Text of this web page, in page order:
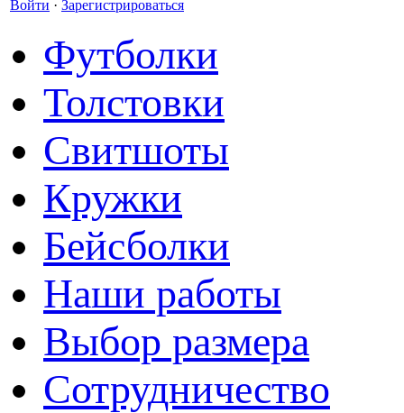
Войти · Зарегистрироваться
Футболки
Толстовки
Свитшоты
Кружки
Бейсболки
Наши работы
Выбор размера
Сотрудничество